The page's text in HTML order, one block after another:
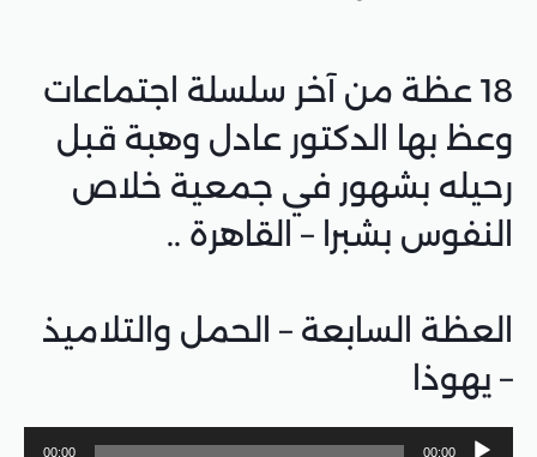
سلسلة اجتماعات
عادل وهبة قبل
في جمعية خلاص
– القاهرة ..
– الحمل والتلاميذ